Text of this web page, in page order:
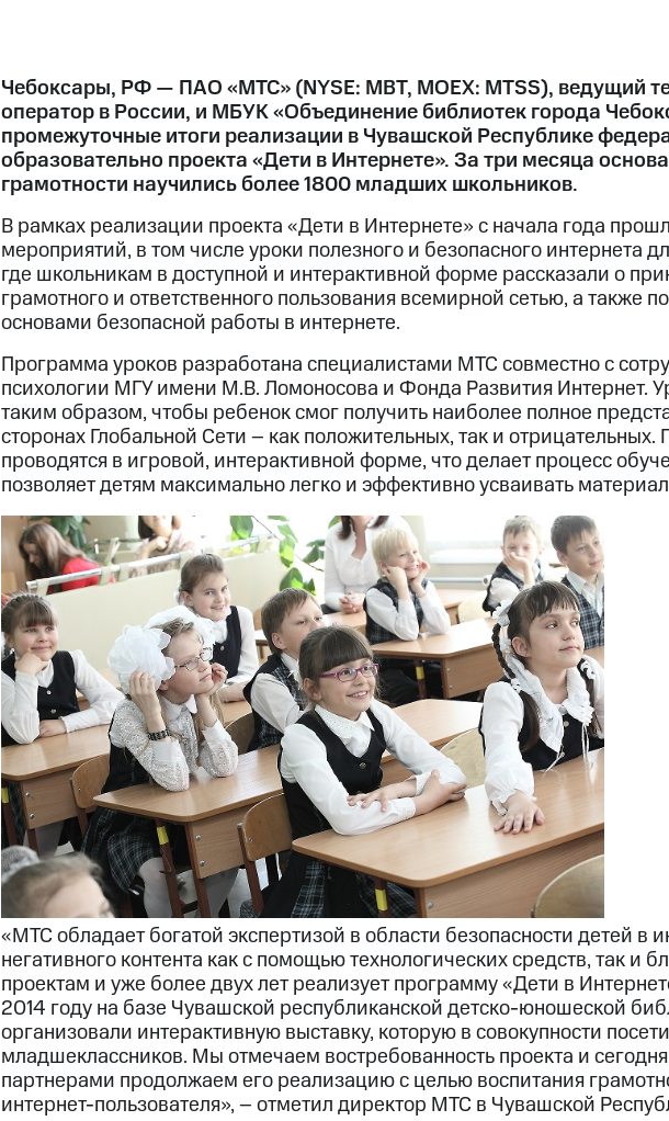
Чебоксары, РФ — ПАО «МТС» (NYSE: MBT, MOEX: MTSS), ведущий
оператор в России, и МБУК «Объединение библиотек города
промежуточные итоги реализации в Чувашской Республике
образовательно проекта «Дети в Интернете». За три месяца
грамотности научились более 1800 младших школьников.
В рамках реализации проекта «Дети в Интернете» с начала года
мероприятий, в том числе уроки полезного и безопасного интернета
где школьникам в доступной и интерактивной форме рассказали о
грамотного и ответственного пользования всемирной сетью, а также
основами безопасной работы в интернете.
Программа уроков разработана специалистами МТС совместно с
психологии МГУ имени М.В. Ломоносова и Фонда Развития Интернет.
таким образом, чтобы ребенок смог получить наиболее полное
сторонах Глобальной Сети – как положительных, так и отрицательных.
проводятся в игровой, интерактивной форме, что делает процесс
позволяет детям максимально легко и эффективно усваивать
«МТС обладает богатой экспертизой в области безопасности детей в
негативного контента как с помощью технологических средств, так и
проектам и уже более двух лет реализует программу «Дети в
2014 году на базе Чувашской республиканской детско-юношеской
организовали интерактивную выставку, которую в совокупности
младшеклассников. Мы отмечаем востребованность проекта и
партнерами продолжаем его реализацию с целью воспитания
интернет-пользователя», – отметил директор МТС в Чувашской